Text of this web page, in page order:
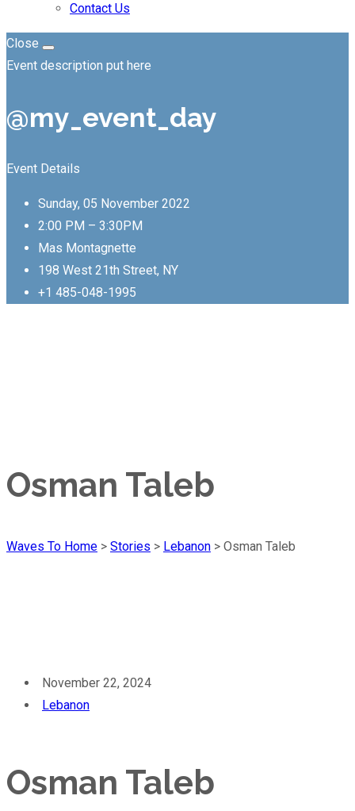
Contact Us
Close
Event description put here
@my_event_day
Event Details
Sunday, 05 November 2022
2:00 PM – 3:30PM
Mas Montagnette
198 West 21th Street, NY
+1 485-048-1995
Osman Taleb
Waves To Home > Stories > Lebanon > Osman Taleb
November 22, 2024
Lebanon
Osman Taleb